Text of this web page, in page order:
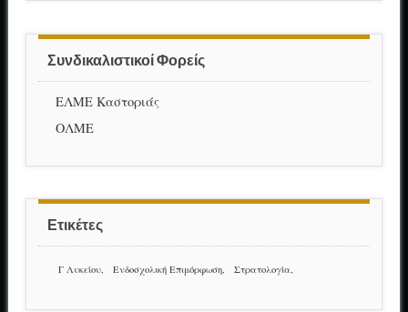
Συνδικαλιστικοί Φορείς
ΕΛΜΕ Καστοριάς
ΟΛΜΕ
Ετικέτες
Γ Λυκείου Ενδοσχολική Επιμόρφωση Στρατολογία